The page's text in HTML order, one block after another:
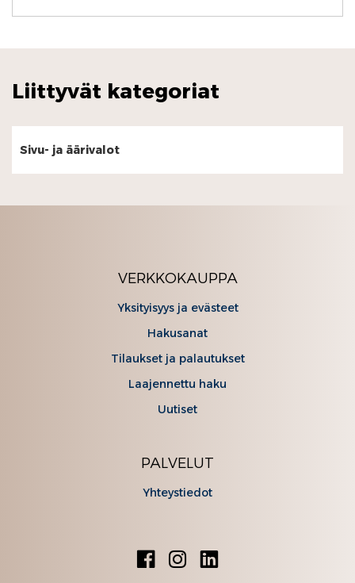
Liittyvät kategoriat
Sivu- ja äärivalot
VERKKOKAUPPA
Yksityisyys ja evästeet
Hakusanat
Tilaukset ja palautukset
Laajennettu haku
Uutiset
PALVELUT
Yhteystiedot